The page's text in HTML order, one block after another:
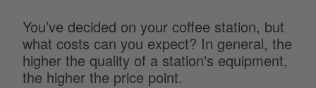
You’ve decided on your coffee station, but
what costs can you expect? In general, the
higher the quality of a station's equipment,
the higher the price point.